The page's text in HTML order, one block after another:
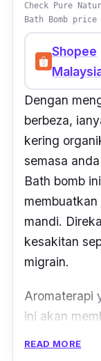
Check Pure
Bath Bomb price
Shopee
Dengan
berbeza,
kering
semasa
Bath bomb
mandi.
kesakitan
migrain.
Aromaterapi
ini akan
READ MORE